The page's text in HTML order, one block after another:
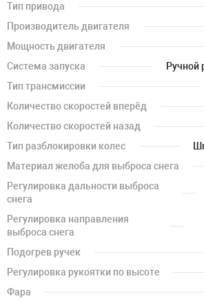
Тип привода
Производитель двигателя
Мощность двигателя
Система запуска
Ручной
Тип трансмиссии
Количество скоростей вперёд
Количество скоростей назад
Тип разблокировки колес
Материал желоба для выброса снега
Регулировка дальности выброса
снега
Регулировка направления
выброса снега
Подогрев ручек
Регулировка рукоятки по высоте
Фара